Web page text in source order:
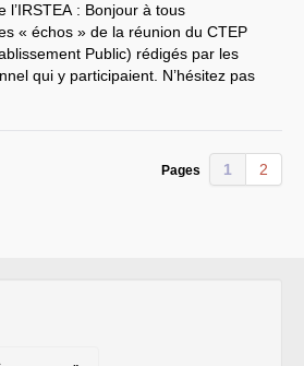
:
l’IRSTEA : Bonjour à tous
« échos » de la réunion du CTEP
Public) rédigés par les
qui y participaient. N’hésitez pas
Pages 1 2